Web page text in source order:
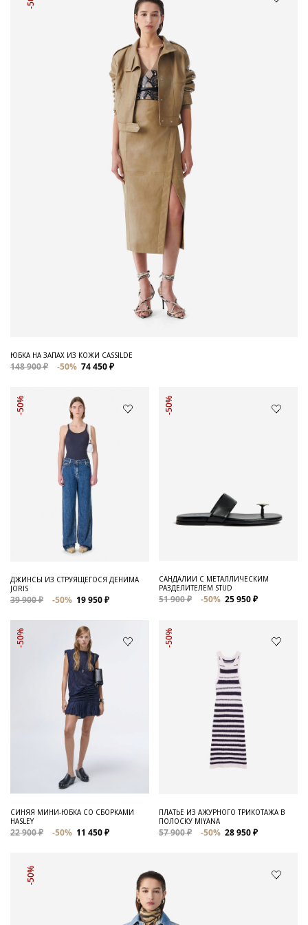
ЮБКА НА ЗАПАХ ИЗ КОЖИ CASSILDE
148 900 ₽ -50% 74 450 ₽
-50%
ДЖИНСЫ ИЗ СТРУЯЩЕГОСЯ ДЕНИМА
JORIS
39 900 ₽ -50% 19 950 ₽
-50%
САНДАЛИИ С МЕТАЛЛИЧЕСКИМ
РАЗДЕЛИТЕЛЕМ STUD
51 900 ₽ -50% 25 950 ₽
-50%
СИНЯЯ МИНИ-ЮБКА СО СБОРКАМИ
HASLEY
22 900 ₽ -50% 11 450 ₽
-50%
ПЛАТЬЕ ИЗ АЖУРНОГО ТРИКОТАЖА В
ПОЛОСКУ MIYANA
57 900 ₽ -50% 28 950 ₽
-50%